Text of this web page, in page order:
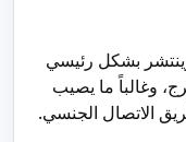
بشكل رئيسي
وغالباً ما يصيب
الاتصال الجنسي.